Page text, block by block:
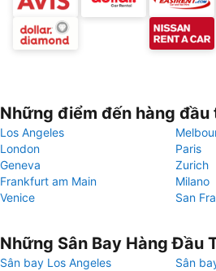
Những điểm đến hàng đầu
Los Angeles
London
Paris
Geneva
Zurich
Frankfurt am Main
Milano
Venice
San
Những Sân Bay Hàng Đầu
Sân bay Los Angeles
Sân